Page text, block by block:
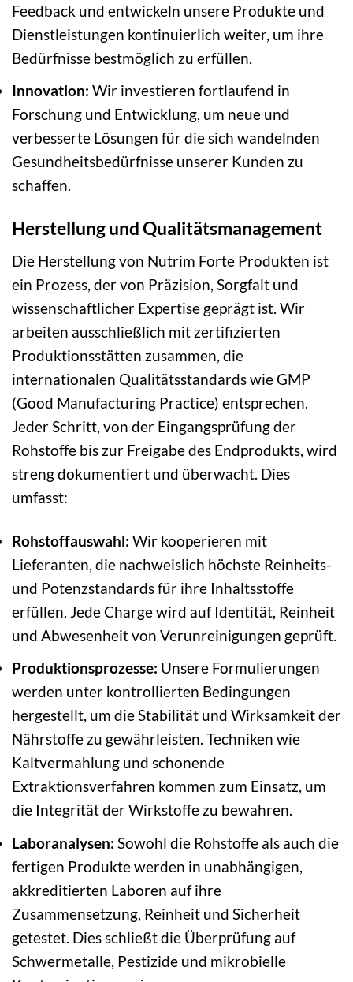
Feedback und entwickeln unsere Produkte und
Dienstleistungen kontinuierlich weiter, um ihre
Bedürfnisse bestmöglich zu erfüllen.
Innovation: Wir investieren fortlaufend in
Forschung und Entwicklung, um neue und
verbesserte Lösungen für die sich wandelnden
Gesundheitsbedürfnisse unserer Kunden zu
schaffen.
Herstellung und Qualitätsmanagement
Die Herstellung von Nutrim Forte Produkten ist
ein Prozess, der von Präzision, Sorgfalt und
wissenschaftlicher Expertise geprägt ist. Wir
arbeiten ausschließlich mit zertifizierten
Produktionsstätten zusammen, die
internationalen Qualitätsstandards wie GMP
(Good Manufacturing Practice) entsprechen.
Jeder Schritt, von der Eingangsprüfung der
Rohstoffe bis zur Freigabe des Endprodukts, wird
streng dokumentiert und überwacht. Dies
umfasst:
Rohstoffauswahl: Wir kooperieren mit
Lieferanten, die nachweislich höchste Reinheits-
und Potenzstandards für ihre Inhaltsstoffe
erfüllen. Jede Charge wird auf Identität, Reinheit
und Abwesenheit von Verunreinigungen geprüft.
Produktionsprozesse: Unsere Formulierungen
werden unter kontrollierten Bedingungen
hergestellt, um die Stabilität und Wirksamkeit der
Nährstoffe zu gewährleisten. Techniken wie
Kaltvermahlung und schonende
Extraktionsverfahren kommen zum Einsatz, um
die Integrität der Wirkstoffe zu bewahren.
Laboranalysen: Sowohl die Rohstoffe als auch die
fertigen Produkte werden in unabhängigen,
akkreditierten Laboren auf ihre
Zusammensetzung, Reinheit und Sicherheit
getestet. Dies schließt die Überprüfung auf
Schwermetalle, Pestizide und mikrobielle